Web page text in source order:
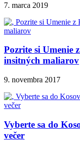
7. marca 2019
Pozrite si Umenie
insitných maliarov
9. novembra 2017
Vyberte sa do
večer